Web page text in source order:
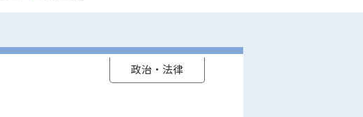
政治・法律